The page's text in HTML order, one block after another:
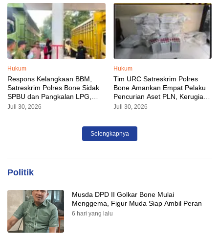
Hukum
Respons Kelangkaan BBM,
Satreskrim Polres Bone Sidak
SPBU dan Pangkalan LPG,
AKP Alvin Aji Imbau Pengelola
Juli 30, 2026
Hukum
Tim URC Satreskrim Polres
Bone Amankan Empat Pelaku
Pencurian Aset PLN, Kerugian
Ditaksir Capai Rp 3 Milyar
Juli 30, 2026
Selengkapnya
Politik
Musda DPD II Golkar Bone Mulai
Menggema, Figur Muda Siap Ambil Peran
6 hari yang lalu